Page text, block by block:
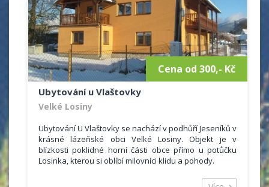
Cena od 300,- Kč
Ubytování u Vlaštovky
Velké Losiny
Ubytování U Vlaštovky se nachází v podhůří Jeseníků v
krásné lázeňské obci Velké Losiny. Objekt je v
blízkosti poklidné horní části obce přímo u potůčku
Losinka, kterou si oblíbí milovníci klidu a pohody.
velmi výhodnou cenu v ničím nerušeném prostředí.